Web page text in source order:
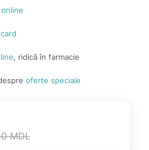
online
card
, ridică în farmacie
oferte speciale
MDL